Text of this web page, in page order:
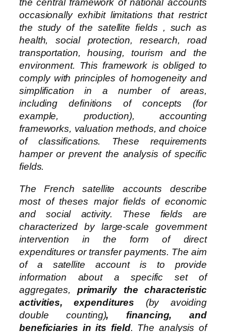
the central framework of national accounts
occasionally exhibit limitations that restrict
the study of the satellite fields , such as
health, social protection, research, road
transportation, housing, tourism and the
environment. This framework is obliged to
comply with principles of homogeneity and
simplification in a number of areas,
including definitions of concepts (for
example, production), accounting
frameworks, valuation methods, and choice
of classifications. These requirements
hamper or prevent the analysis of specific
fields.
The French satellite accounts describe
most of theses major fields of economic
and social activity. These fields are
characterized by large-scale government
intervention in the form of direct
expenditures or transfer payments. The aim
of a satellite account is to provide
information about a specific set of
aggregates, primarily the characteristic
activities, expenditures (by avoiding
double counting), financing, and
beneficiaries in its field. The analysis of